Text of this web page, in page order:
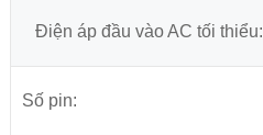
Điện áp đầu vào AC tối thiểu:
Số pin: